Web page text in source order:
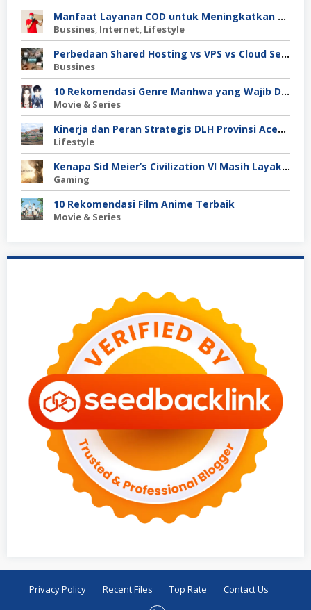
Manfaat Layanan COD untuk Meningkatkan Kepercayaan Pembeli
Bussines, Internet, Lifestyle
Perbedaan Shared Hosting vs VPS vs Cloud Server: Mana untuk Project Skala Menengah?
Bussines
10 Rekomendasi Genre Manhwa yang Wajib Dibaca
Movie & Series
Kinerja dan Peran Strategis DLH Provinsi Aceh dalam Pengelolaan Lingkungan Hidup
Lifestyle
Kenapa Sid Meier’s Civilization VI Masih Layak Dimainkan?
Gaming
10 Rekomendasi Film Anime Terbaik
Movie & Series
Privacy Policy Recent Files Top Rate Contact Us